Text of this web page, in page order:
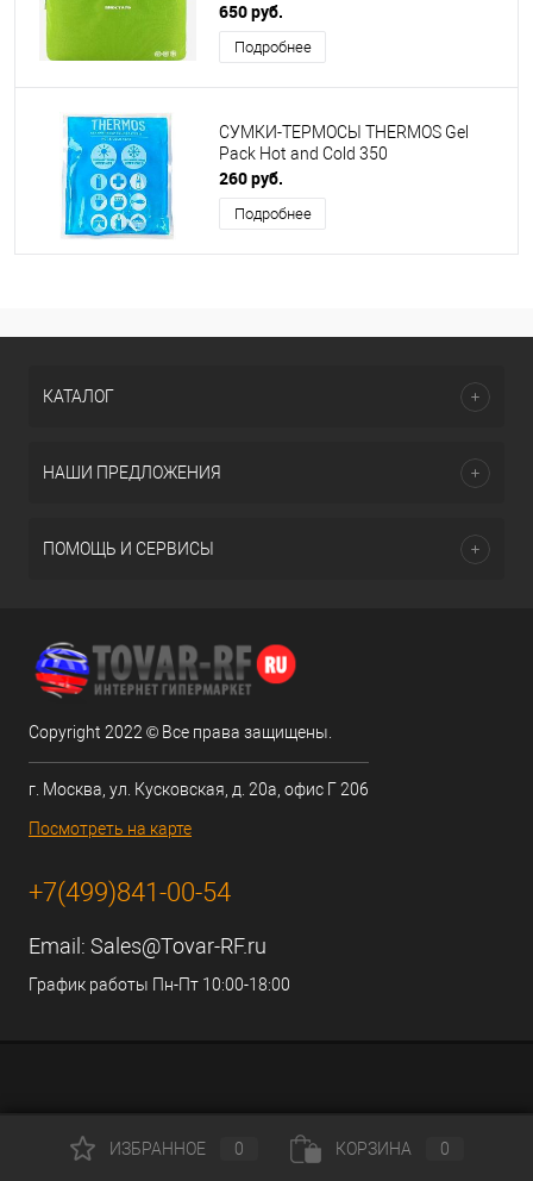
650 руб.
Подробнее
СУМКИ-ТЕРМОСЫ THERMOS Gel
Pack Hot and Cold 350
260 руб.
Подробнее
КАТАЛОГ
НАШИ ПРЕДЛОЖЕНИЯ
ПОМОЩЬ И СЕРВИСЫ
Copyright 2022 © Все права защищены.
г. Москва, ул. Кусковская, д. 20а, офис Г 206
Посмотреть на карте
+7(499)841-00-54
Email: Sales@Tovar-RF.ru
График работы Пн-Пт 10:00-18:00
ИЗБРАННОЕ 0 КОРЗИНА 0